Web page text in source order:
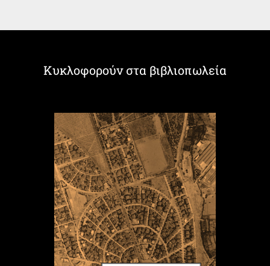
Κυκλοφορούν στα βιβλιοπωλεία